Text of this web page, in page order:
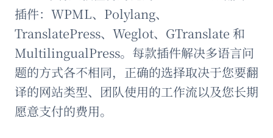
插件：WPML、Polylang、
TranslatePress、Weglot、GTranslate 和
MultilingualPress。每款插件解决多语言问
题的方式各不相同，正确的选择取决于您要翻
译的网站类型、团队使用的工作流以及您长期
愿意支付的费用。